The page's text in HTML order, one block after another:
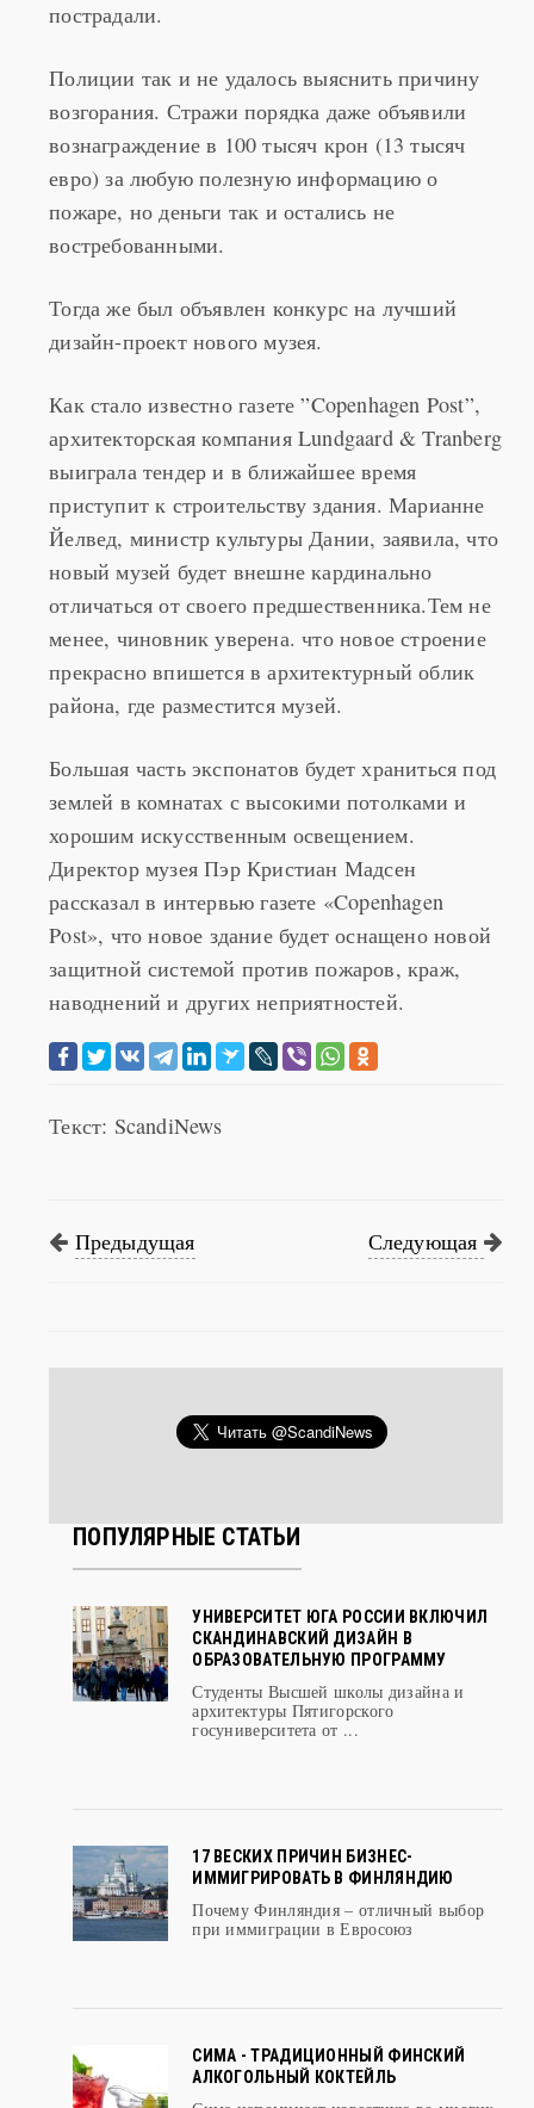
Экспонаты и исторические документы не
Полиции так и не удалось выяснить причину
возгорания. Стражи порядка даже объявили
вознаграждение в 100 тысяч крон (13 тысяч
евро) за любую полезную информацию о
пожаре, но деньги так и остались не
Тогда же был объявлен конкурс на лучший
Как стало известно газете ”Copenhagen Post”,
архитекторская компания Lundgaard & Tranberg
выиграла тендер и в ближайшее время
приступит к строительству здания. Марианне
Йелвед, министр культуры Дании, заявила, что
новый музей будет внешне кардинально
отличаться от своего предшественника.Тем не
менее, чиновник уверена. что новое строение
прекрасно впишется в архитектурный облик
Большая часть экспонатов будет храниться под
землей в комнатах с высокими потолками и
хорошим искусственным освещением.
Директор музея Пэр Кристиан Мадсен
рассказал в интервью газете «Copenhagen
Post», что новое здание будет оснащено новой
защитной системой против пожаров, краж,
наводнений и других неприятностей.
ПОПУЛЯРНЫЕ СТАТЬИ
УНИВЕРСИТЕТ ЮГА РОССИИ ВКЛЮЧИЛ
ОБРАЗОВАТЕЛЬНУЮ ПРОГРАММУ
Студенты Высшей школы дизайна и
архитектуры Пятигорского
17 ВЕСКИХ ПРИЧИН БИЗНЕС-
ИММИГРИРОВАТЬ В ФИНЛЯНДИЮ
Почему Финляндия – отличный выбор